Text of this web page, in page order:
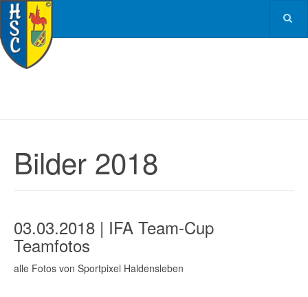
Bilder 2018
03.03.2018 | IFA Team-Cup
Teamfotos
alle Fotos von Sportpixel Haldensleben